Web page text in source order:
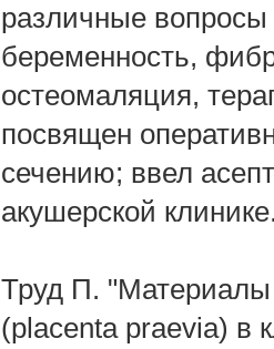
различные
беременность,
остеомаляция,
посвящен
сечению; ввел
акушерской
Труд П. "Материалы
(placenta praevia) в